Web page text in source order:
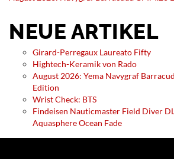
NEUE ARTIKEL
Girard-Perregaux Laureato Fifty
Hightech-Keramik von Rado
August 2026: Yema Navygraf
Edition
Wrist Check: BTS
Findeisen Nauticmaster Field Diver
Aquasphere Ocean Fade